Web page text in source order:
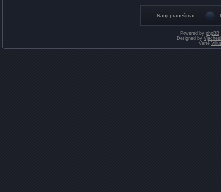
Nauji pranešimai
Powered by phpBB
Designed by
Vertė